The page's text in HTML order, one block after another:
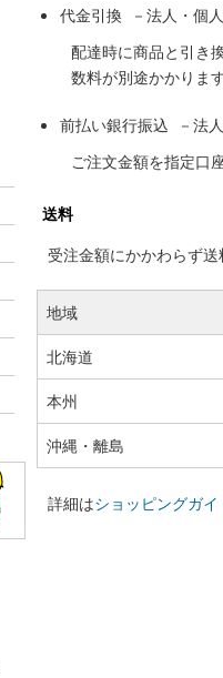
代金引換 －法人・個
配達時に商品と引き
数料が別途かかりま
前払い銀行振込 －法
ご注文金額を指定口
送料
受注金額にかかわらず
地域
北海道
本州
沖縄・離島
詳細はショッピングガイ